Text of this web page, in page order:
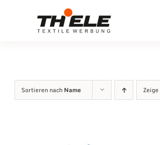
Sortieren nach Name Zeige